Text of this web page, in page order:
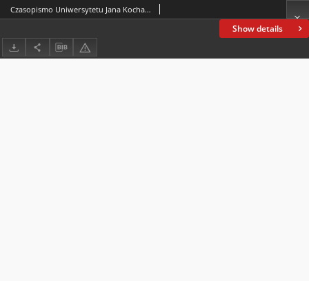
Show details
Czasopismo Uniwersytetu Jana Kochanowskiego w Kielcach. 2022, nr 1(3)